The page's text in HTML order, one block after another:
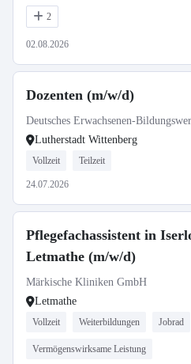
2
02.08.2026
Dozenten (m/w/d)
Deutsches Erwachsenen-
Lutherstadt Wittenberg
Vollzeit Teilzeit
24.07.2026
Pflegefachassistent in
Letmathe (m/w/d)
Märkische Kliniken GmbH
Letmathe
Vollzeit Weiterbildungen Jobrad
Vermögenswirksame Leistung